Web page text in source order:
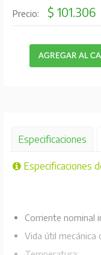
Precio: $ 101.306
Especificaciones
Especificaciones
Corriente nominal
Vida útil mecánica